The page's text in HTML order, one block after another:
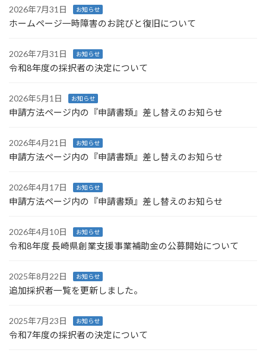
2026年7月31日 お知らせ
ホームページ一時障害のお詫びと復旧について
2026年7月31日 お知らせ
令和8年度の採択者の決定について
2026年5月1日 お知らせ
申請方法ページ内の『申請書類』差し替えのお知らせ
2026年4月21日 お知らせ
申請方法ページ内の『申請書類』差し替えのお知らせ
2026年4月17日 お知らせ
申請方法ページ内の『申請書類』差し替えのお知らせ
2026年4月10日 お知らせ
令和8年度 長崎県創業支援事業補助金の公募開始について
2025年8月22日 お知らせ
追加採択者一覧を更新しました。
2025年7月23日 お知らせ
令和7年度の採択者の決定について